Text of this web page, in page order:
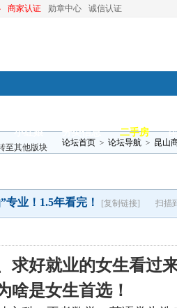
商家认证 勋章中心 诚信认证
小红娘 分类信息 二手房
论坛首页 > 论坛导航 > 昆山
业！1.5年看完！ [复制链接] 扫描
求好就业的女生看
啥是女生首选！